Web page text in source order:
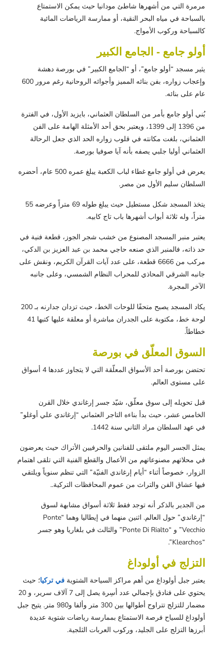
مرمرة التي من أشهرها شاطئ مودانيا حيث يمكن الاستمتاع
بالسباحة في مياه البحر النقية، أو ممارسة الرياضات المائية
كالسباحة وركوب الأمواج.
أولو جامع - الجامع الكبير
يثير مسجد “أولو جامع”، أو “الجامع الكبير” في بورصة دهشة
وإعجاب زواره، بفن بنائه المميز وأجوائه الروحانية رغم مرور 600
عام على بنائه.
بُني أولو جامع بأمر من السلطان العثماني، بايزيد الأول، في الفترة
من 1396 إلى 1399، ويعتبر بحق أحد الأمثلة الهامة على الفن
العثماني، بلغت مكانته في قلوب زواره الحد الذي جعل الرحالة
العثماني أوليا جلبي يصفه بأنه آيا صوفيا بورصة.
يعرض في أولو جامع غطاء لباب الكعبة يبلغ عمره 500 عام، أحضره
السلطان سليم الأول من مصر.
يتخذ المسجد شكل مستطيل حيث يبلغ طوله 69 متراً وعرضه 55
متراً، وله ثلاثة أبواب أشهرها باب تاج كابيه.
يعتبر منبر المسجد المصنوع من خشب شجر الجوز، قطعة فنية في
حد ذاته، فالمنبر الذي صنعه حاجي محمد بن عبد العزيز بن الدكي،
مركب من 6666 قطعة، على عدد آيات القرآن الكريم، ونقش على
جانبه الشرقي المحاذي للمحراب النظام الشمسي، وعلى جانبه
الآخر المجرة.
يكاد المسجد يصبح متحفًا للوحات الخط، حيث تزدان جدارنه بـ 200
لوحة خط، مكتوبة على الجدران مباشرة أو معلقة عليها كتبها 41
خطاطاً.
السوق المعلّق في بورصة
تحتضن بورصة أحد الأسواق المعلّقة التي لا يتجاوز عددها 4 أسواق
على مستوى العالم.
قبل تحويله إلى سوق معلّق، شيّد جسر إرغاندي خلال القرن
الخامس عشر، حيث بدأ بناءه التاجر العثماني “إرغاندي علي أوغلو”
في عهد السلطان مراد الثاني سنة 1442.
يمثل الجسر اليوم ملتقى للفنانين والحرفيين الأتراك حيث يعرضون
في محلاتهم مصنوعاتهم من الأعمال والقطع الفنية التي تلقى اهتمام
الزوار، خصوصاً أثناء “أيام إرغاندي الفنيّة” التي تنظم سنوياً ويلتقي
فيها عشاق الفن والتراث من عموم المحافظات التركية..
من الجدير بالذكر أنه توجد فقط ثلاثة أسواق مشابهة لسوق
“إرغاندي” حول العالم. اثنين منهما في إيطاليا وهما “Ponte
Vecchio” و “Ponte Di Rialto” والثالث في بلغاريا وهو جسر
“Klearchos”.
التزلج في أولوداغ
يعتبر جبل أولوداغ من أهم مراكز السياحة الشتوية في تركيا؛ حيث
يحتوي على فنادق بإجمالي عدد أسِرة يصل إلى 7 آلاف سرير، و 20
مضمار للتزلج تتراوح أطوالها بين 300 متر وألفا و980 متر. يتيح جبل
أولوداغ للسياح فرصة الاستمتاع بممارسة رياضات شتوية عديدة
أبرزها التزلج على الجليد، وركوب العربات الثلجية.